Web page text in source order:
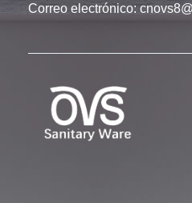
Correo electrónico: